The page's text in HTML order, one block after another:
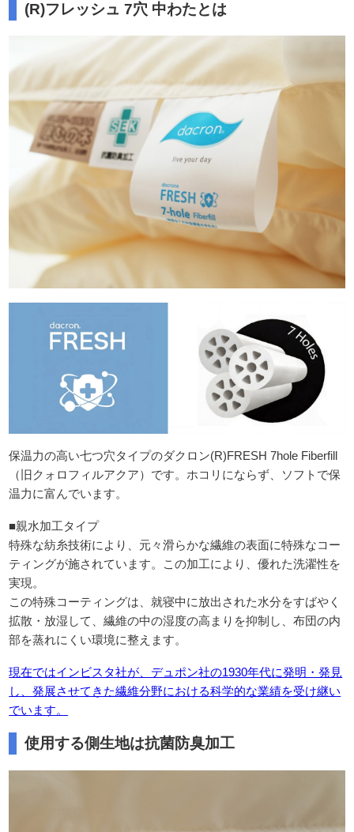
(R)フレッシュ 7穴 中わたとは
保温力の高い七つ穴タイプのダクロン(R)FRESH 7hole Fiberfill
（旧クォロフィルアクア）です。ホコリにならず、ソフトで保
温力に富んでいます。
■親水加工タイプ
特殊な紡糸技術により、元々滑らかな繊維の表面に特殊なコー
ティングが施されています。この加工により、優れた洗濯性を
実現。
この特殊コーティングは、就寝中に放出された水分をすばやく
拡散・放湿して、繊維の中の湿度の高まりを抑制し、布団の内
部を蒸れにくい環境に整えます。
現在ではインビスタ社が、デュポン社の1930年代に発明・発見
し、発展させてきた繊維分野における科学的な業績を受け継い
でいます。
使用する側生地は抗菌防臭加工